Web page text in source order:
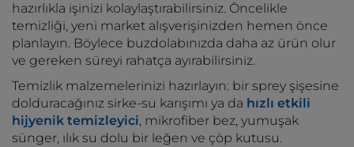
hazırlıkla işinizi kolaylaştırabilirsiniz. Öncelikle
temizliği, yeni market alışverişinizden hemen önce
planlayın. Böylece buzdolabınızda daha az ürün olur
ve gereken süreyi rahatça ayırabilirsiniz.
Temizlik malzemelerinizi hazırlayın: bir sprey şişesine
dolduracağınız sirke-su karışımı ya da hızlı etkili
hijyenik temizleyici, mikrofiber bez, yumuşak
sünger, ılık su dolu bir leğen ve çöp kutusu.